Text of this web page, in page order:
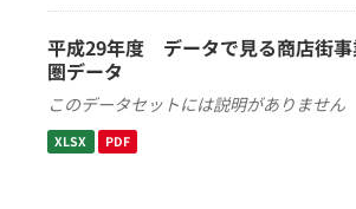
平成29年度 データで見る商店街
圏データ
このデータセットには説明がありません
XLSX PDF